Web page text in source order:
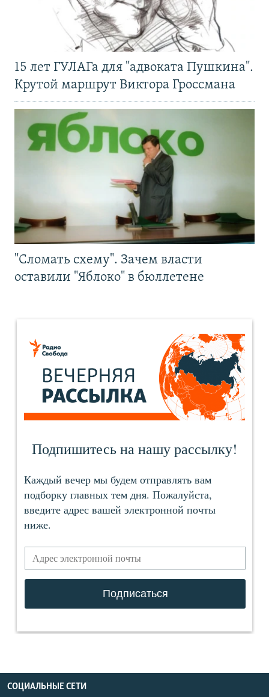
15 лет ГУЛАГа для "адвоката Пушкина".
Крутой маршрут Виктора Гроссмана
"Сломать схему". Зачем власти
оставили "Яблоко" в бюллетене
СОЦИАЛЬНЫЕ СЕТИ